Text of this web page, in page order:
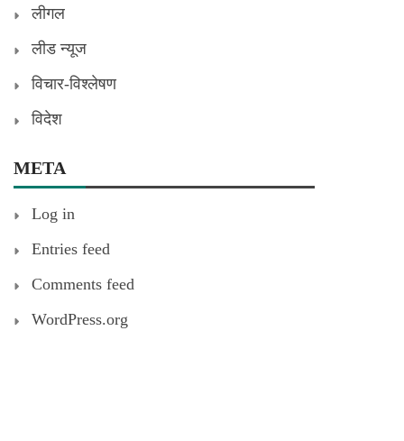
लीगल
लीड न्यूज
विचार-विश्लेषण
विदेश
META
Log in
Entries feed
Comments feed
WordPress.org